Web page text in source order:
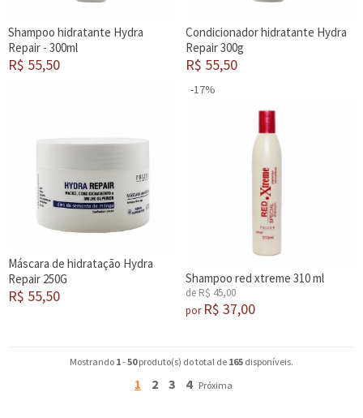
Shampoo hidratante Hydra
Repair - 300ml
R$ 55,50
Condicionador hidratante Hydra
Repair 300g
R$ 55,50
Máscara de hidratação Hydra
Repair 250G
R$ 55,50
-17%
Shampoo red xtreme 310 ml
de R$ 45,00
por R$ 37,00
Mostrando 1-50produto(s) do total de 165 disponíveis.
1 2 3 4 Próxima